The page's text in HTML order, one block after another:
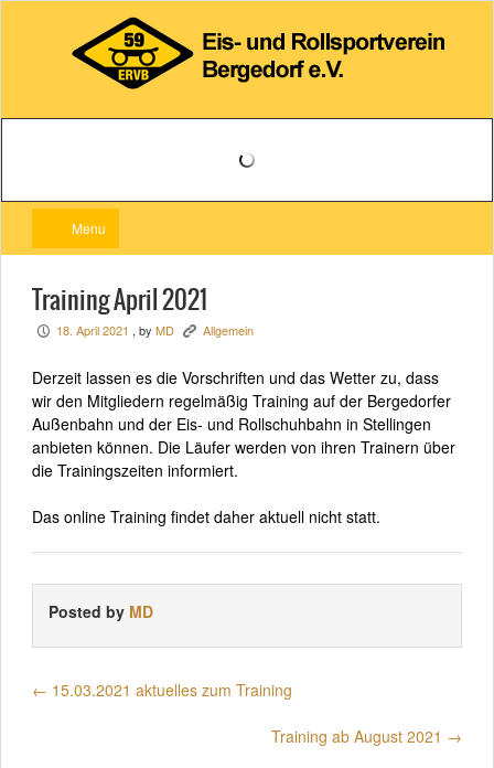
Menu
Training April 2021
P 18. April 2021 , by MD K Allgemein
Derzeit lassen es die Vorschriften und das Wetter zu, dass
wir den Mitgliedern regelmäßig Training auf der Bergedorfer
Außenbahn und der Eis- und Rollschuhbahn in Stellingen
anbieten können. Die Läufer werden von ihren Trainern über
die Trainingszeiten informiert.
Das online Training findet daher aktuell nicht statt.
Posted by MD
← 15.03.2021 aktuelles zum Training
Training ab August 2021 →